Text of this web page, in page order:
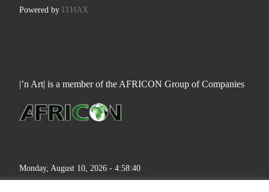
Powered by ITHAX
|’n Art| is a member of the AFRICON Group of Companies
Monday, August 10, 2026 - 4:58:41